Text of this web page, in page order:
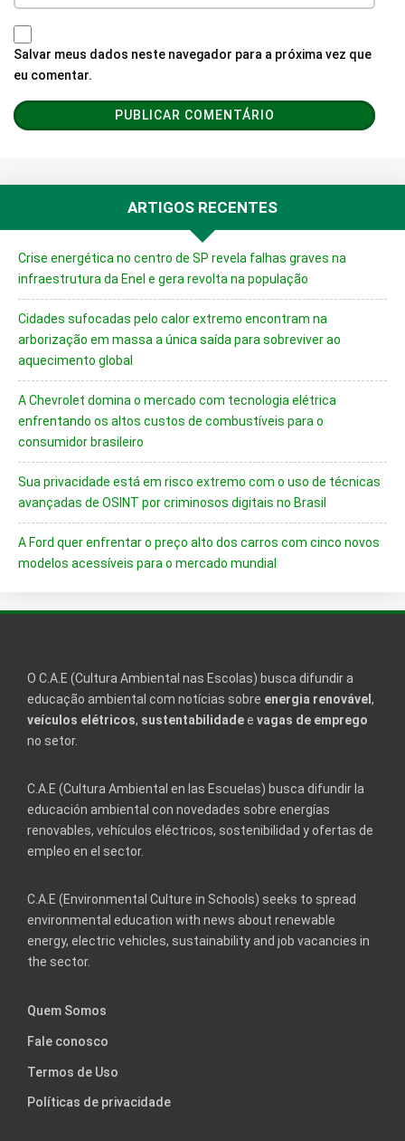
Salvar meus dados neste navegador para a próxima vez que
eu comentar.
ARTIGOS RECENTES
Crise energética no centro de SP revela falhas graves na
infraestrutura da Enel e gera revolta na população
Cidades sufocadas pelo calor extremo encontram na
arborização em massa a única saída para sobreviver ao
aquecimento global
A Chevrolet domina o mercado com tecnologia elétrica
enfrentando os altos custos de combustíveis para o
consumidor brasileiro
Sua privacidade está em risco extremo com o uso de técnicas
avançadas de OSINT por criminosos digitais no Brasil
A Ford quer enfrentar o preço alto dos carros com cinco novos
modelos acessíveis para o mercado mundial
O C.A.E (Cultura Ambiental nas Escolas) busca difundir a
educação ambiental com notícias sobre energia renovável ,
veículos elétricos, sustentabilidadee vagas de emprego
no setor.
C.A.E (Cultura Ambiental en las Escuelas) busca difundir la
educación ambiental con novedades sobre energías
renovables, vehículos eléctricos, sostenibilidad y ofertas de
empleo en el sector.
C.A.E (Environmental Culture in Schools) seeks to spread
environmental education with news about renewable
energy, electric vehicles, sustainability and job vacancies in
the sector.
Quem Somos
Fale conosco
Termos de Uso
Políticas de privacidade